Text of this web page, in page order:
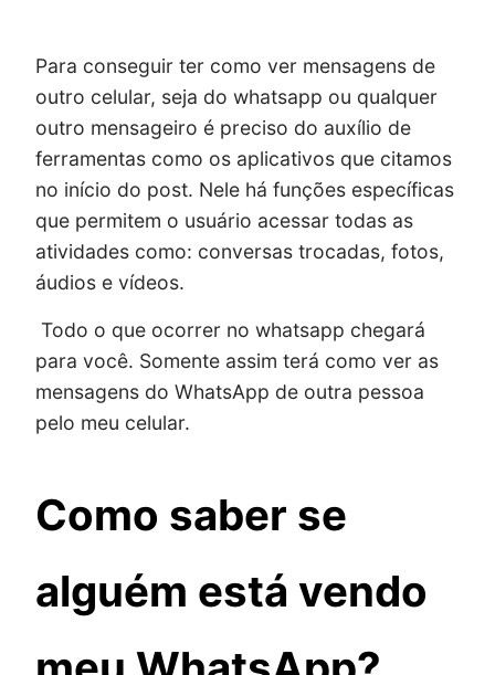
Para conseguir ter como ver mensagens de
outro celular, seja do whatsapp ou qualquer
outro mensageiro é preciso do auxílio de
ferramentas como os aplicativos que citamos
no início do post. Nele há funções específicas
que permitem o usuário acessar todas as
atividades como: conversas trocadas, fotos,
áudios e vídeos.
Todo o que ocorrer no whatsapp chegará
para você. Somente assim terá como ver as
mensagens do WhatsApp de outra pessoa
pelo meu celular.
Como saber se
alguém está vendo